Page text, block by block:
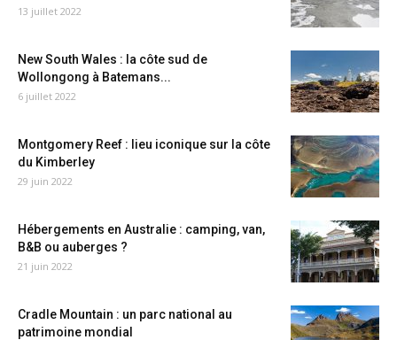
13 juillet 2022
New South Wales : la côte sud de
Wollongong à Batemans...
6 juillet 2022
Montgomery Reef : lieu iconique sur la côte
du Kimberley
29 juin 2022
Hébergements en Australie : camping, van,
B&B ou auberges ?
21 juin 2022
Cradle Mountain : un parc national au
patrimoine mondial